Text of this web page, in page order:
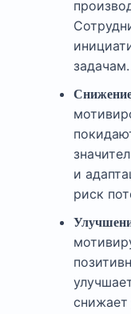
задачам.
и
риск
снижает